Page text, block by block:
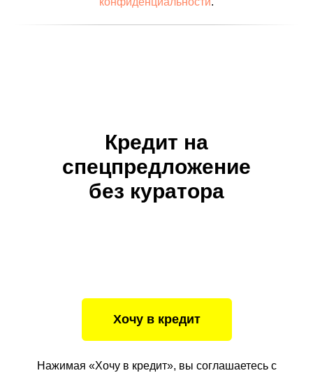
Кредит на
спецпредложение
без куратора
Нажимая «Хочу в кредит», вы соглашаетесь с